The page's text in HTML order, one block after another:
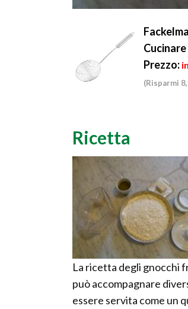
Prezzo:
(Risparmi
Ricetta
La ricetta degli gnocchi
può accompagnare
essere servita come un